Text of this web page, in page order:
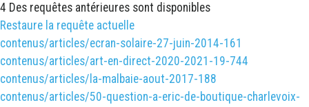
4 Des requêtes antérieures sont disponibles
Restaure la requête actuelle
contenus/articles/ecran-solaire-27-juin-2014-161
contenus/articles/art-en-direct-2020-2021-19-744
contenus/articles/la-malbaie-aout-2017-188
contenus/articles/50-question-a-eric-de-boutique-charlevoix-